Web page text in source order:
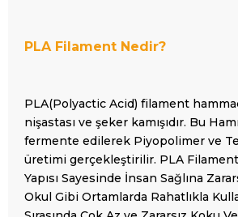
PLA Filament Nedir?
PLA(Polyactic Acid) filament
nişastası ve şeker kamışıdır. Bu
fermente edilerek Piyopolimer ve
üretimi gerçekleştirilir. PLA
Yapısı Sayesinde İnsan Sağlına
Okul Gibi Ortamlarda Rahatlıkla